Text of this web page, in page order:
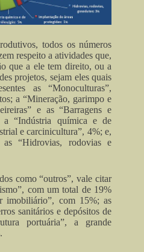
todos os números
respeito a atividades que,
que a ele tem direito, ou a
projetos, sejam eles quais
as “Monoculturas”,
a “Mineração, garimpo e
e as “Barragens e
a “Indústria química e de
e carcinicultura”, 4%; e,
“Hidrovias, rodovias e
como “outros”, vale citar
com um total de 19%
imobiliário”, com 15%; as
sanitários e depósitos de
portuária”, a grande